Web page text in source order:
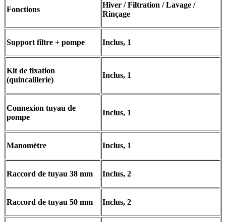
Fonctions
Hiver / Filtration / Lavage /
Rinçage
Support filtre + pompe Inclus, 1
Kit de fixation
(quincaillerie)
Inclus, 1
Connexion tuyau de
pompe
Inclus, 1
Manomètre Inclus, 1
Raccord de tuyau 38 mm Inclus, 2
Raccord de tuyau 50 mm Inclus, 2